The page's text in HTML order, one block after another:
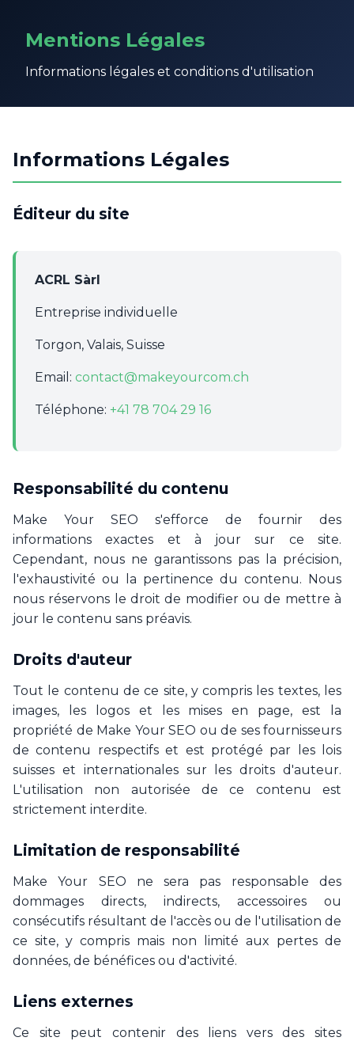
Mentions Légales
Informations légales et conditions d'utilisation
Informations Légales
Éditeur du site
ACRL Sàrl
Entreprise individuelle
Torgon, Valais, Suisse
Email: contact@makeyourcom.ch
Téléphone: +41 78 704 29 16
Responsabilité du contenu
Make Your SEO s'efforce de fournir des
informations exactes et à jour sur ce site.
Cependant, nous ne garantissons pas la précision,
l'exhaustivité ou la pertinence du contenu. Nous
nous réservons le droit de modifier ou de mettre à
jour le contenu sans préavis.
Droits d'auteur
Tout le contenu de ce site, y compris les textes, les
images, les logos et les mises en page, est la
propriété de Make Your SEO ou de ses fournisseurs
de contenu respectifs et est protégé par les lois
suisses et internationales sur les droits d'auteur.
L'utilisation non autorisée de ce contenu est
strictement interdite.
Limitation de responsabilité
Make Your SEO ne sera pas responsable des
dommages directs, indirects, accessoires ou
consécutifs résultant de l'accès ou de l'utilisation de
ce site, y compris mais non limité aux pertes de
données, de bénéfices ou d'activité.
Liens externes
Ce site peut contenir des liens vers des sites